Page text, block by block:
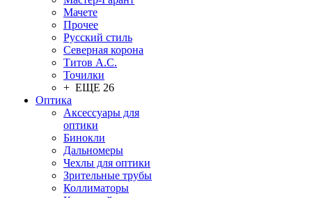
Мачете
Прочее
Русский стиль
Северная корона
Титов А.С.
Точилки
+ ЕЩЕ 26
Оптика
Аксессуары для
оптики
Бинокли
Дальномеры
Чехлы для оптики
Зрительные трубы
Коллиматоры